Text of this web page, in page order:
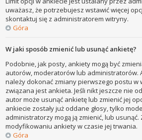
uważasz, że potrzebujesz wstawić więcej
skontaktuj się z administratorem witryny.
Góra
W jaki sposób zmienić lub usunąć ankietę?
Podobnie, jak posty, ankiety mogą być
autorów, moderatorów lub administratorów.
należy dokonać zmiany pierwszego postu w
związana jest ankieta. Jeśli nikt jeszcze nie
autor może usunąć ankietę lub zmienić jej
ankiecie zostały już oddane głosy, tylko
administratorzy mogą ją zmienić, lub usunąć.
modyfikowaniu ankiety w czasie jej trwania.
Góra